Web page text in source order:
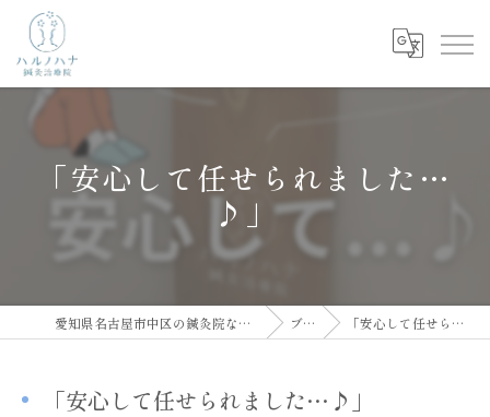
「安心して任せられました…
♪」
愛知県名古屋市中区の鍼灸院ならハルノハナ鍼灸治療院 ブログ 「安心して任せられました…♪」
「安心して任せられました…♪」